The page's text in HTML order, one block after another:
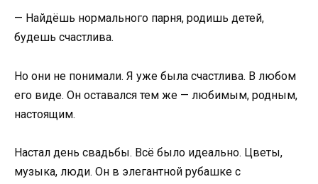
— Найдёшь нормального парня, родишь детей,
будешь счастлива.
Но они не понимали. Я уже была счастлива. В любом
его виде. Он оставался тем же — любимым, родным,
настоящим.
Настал день свадьбы. Всё было идеально. Цветы,
музыка, люди. Он в элегантной рубашке с